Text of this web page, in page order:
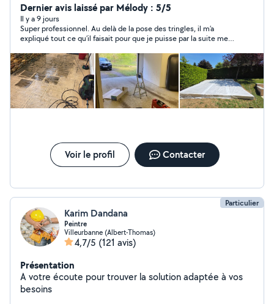
déménagement avec une grande qualité d'intervention
n'hésitez pas à me contacter merci
Dernier avis laissé par Mélody : 5/5
Il y a 9 jours
Super professionnel. Au delà de la pose des tringles, il m’a
expliqué tout ce qu’il faisait pour que je puisse par la suite me
Voir le profil Contacter
Particulier
Karim Dandana
Peintre
Villeurbanne (Albert-Thomas)
4,7/5 (121 avis)
Présentation
A votre écoute pour trouver la solution adaptée à vos
besoins